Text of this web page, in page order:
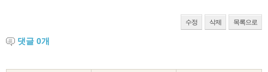
수정 삭제 목록으로
댓글 0개